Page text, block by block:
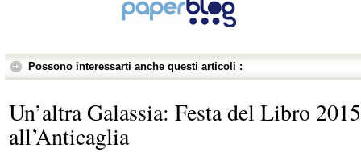
Possono interessarti anche questi articoli :
Un’altra Galassia: Festa del Libro 2015
all’Anticaglia